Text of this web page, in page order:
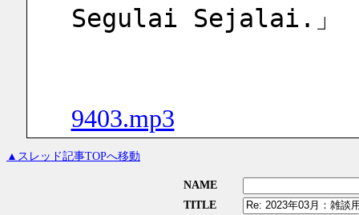
Segulai Sejalai.」
9403.mp3
▲スレッド記事TOPへ移動
NAME
TITLE